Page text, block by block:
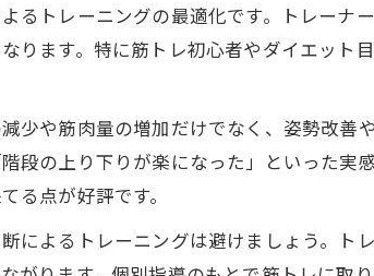
るトレーニングの最適化です。トレー
ります。特に筋トレ初心者やダイエット
少や筋肉量の増加だけでなく、姿勢改善
段の上り下りが楽になった」といった実
る点が好評です。
によるトレーニングは避けましょう。